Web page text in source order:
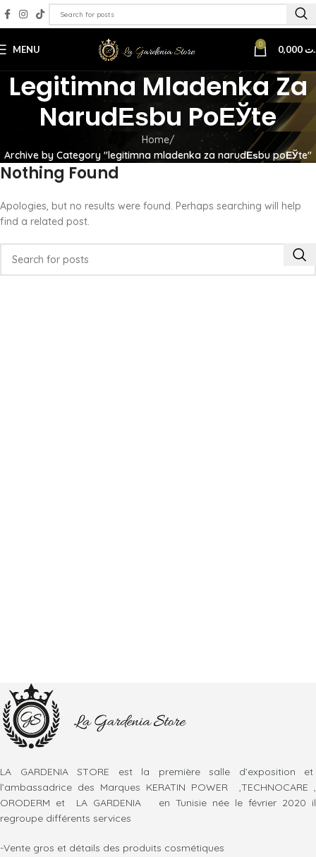
MENU 0
Legitimna Mladenka Za
NarudЕѕbu PoЕЎte
Home
Archive by Category "legitimna mladenka za narudЕѕbu poЕЎte"
Nothing Found
Apologies, but no results were found. Perhaps searching will help
find a related post.
LA GARDENIA STORE est la première salle d’exposition et
l’ambassadrice des Marques KERATIN POWER ,TECHNOCARE ,
ORODERM et LA GARDENIA en Tunisie née le février 2020 il
regroupe différents services
-Vente gros et détails des produits cosmétiques